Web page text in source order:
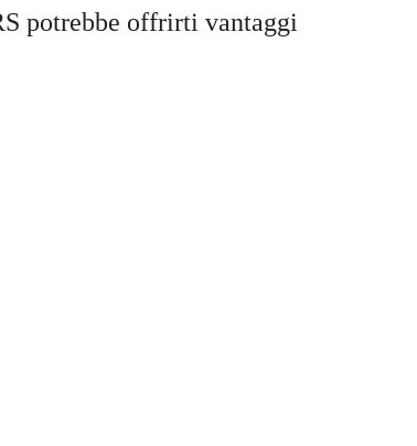
potrebbe offrirti vantaggi